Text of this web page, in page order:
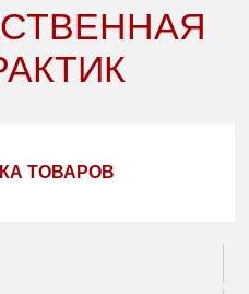
ТОВАРОВ